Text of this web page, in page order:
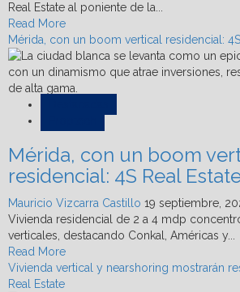
Real Estate al poniente de la...
Read MoreRead
more
about
Inventario
de
200%
entre
2017
y
2024:
4S
Real
Estate
Mérida, con un boom vertical residencial:
Mérida, con un boom
residencial: 4S Real
Mauricio Vizcarra Castillo 19 septiembre,
Vivienda residencial de 2 a 4 mdp
verticales, destacando Conkal, Américas y...
Read MoreRead
more
Vivienda vertical y nearshoring mostrarán
Real Estate